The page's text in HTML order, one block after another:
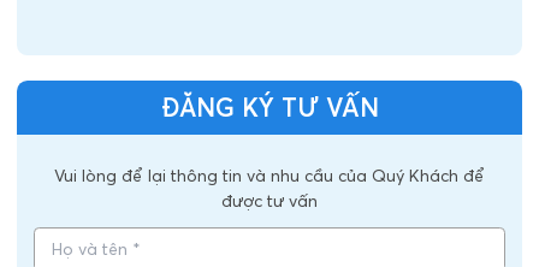
ĐĂNG KÝ TƯ VẤN
Vui lòng để lại thông tin và nhu cầu của Quý Khách để
được tư vấn